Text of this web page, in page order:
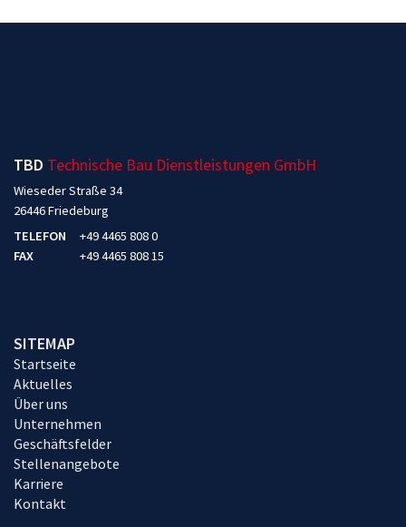
TBD Technische Bau Dienstleistungen GmbH
Wieseder Straße 34
26446 Friedeburg
TELEFON
+49 4465 808 0
FAX
+49 4465 808 15
SITEMAP
Startseite
Aktuelles
Über uns
Unternehmen
Geschäftsfelder
Stellenangebote
Karriere
Kontakt